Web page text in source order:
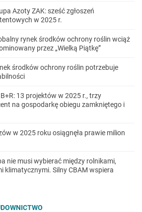
Azoty ZAK: sześć zgłoszeń
w 2025 r.
rynek środków ochrony roślin wciąż
przez „Wielką Piątkę”
środków ochrony roślin potrzebuje
13 projektów w 2025 r., trzy
na gospodarkę obiegu zamkniętego i
w 2025 roku osiągnęła prawie milion
nie musi wybierać między rolnikami,
klimatycznymi. Silny CBAM wspiera